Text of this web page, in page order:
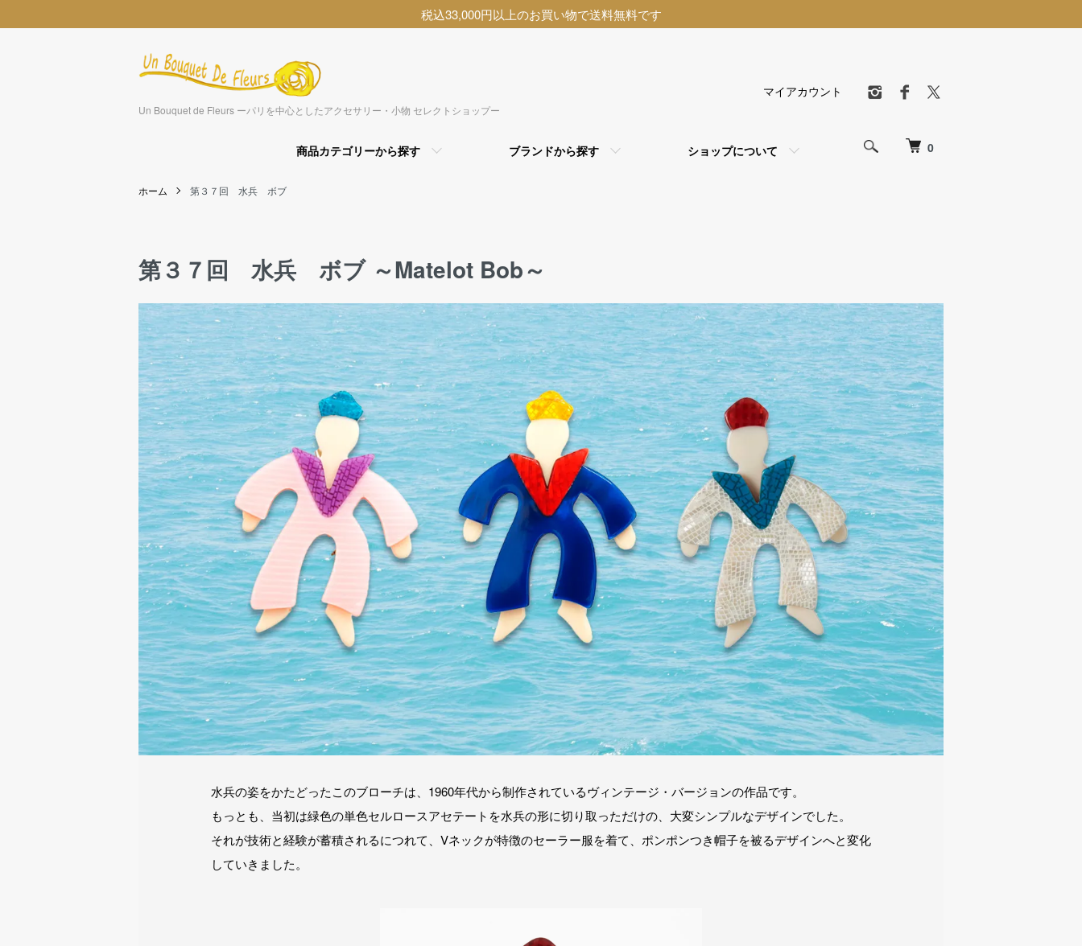
税込33,000円以上のお買い物で送料無料です
Un Bouquet de Fleurs ーパリを中心としたアクセサリー・小物 セレクトショップー
0
商品カテゴリーから探す ブランドから探す ショップについて
マイアカウント
ホーム 第３７回 水兵 ボブ
第３７回 水兵 ボブ ～Matelot Bob～
水兵の姿をかたどったこのブローチは、1960年代から制作されているヴィンテージ・バージョンの作品です。
もっとも、当初は緑色の単色セルロースアセテートを水兵の形に切り取っただけの、大変シンプルなデザインでした。
それが技術と経験が蓄積されるにつれて、Vネックが特徴のセーラー服を着て、ポンポンつき帽子を被るデザインへと変化
していきました。